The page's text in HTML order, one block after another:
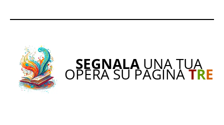
SEGNALAUNA TUA
OPERA SU PAGINATRE